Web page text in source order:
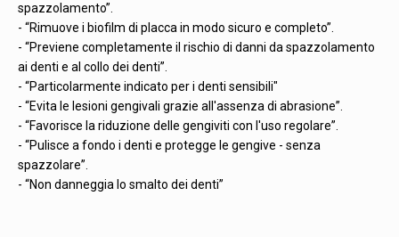
spazzolamento”.
- “Rimuove i biofilm di placca in modo sicuro e completo”.
- “Previene completamente il rischio di danni da spazzolamento
ai denti e al collo dei denti”.
- “Particolarmente indicato per i denti sensibili"
- “Evita le lesioni gengivali grazie all'assenza di abrasione”.
- “Favorisce la riduzione delle gengiviti con l'uso regolare”.
- “Pulisce a fondo i denti e protegge le gengive - senza
spazzolare”.
- “Non danneggia lo smalto dei denti”